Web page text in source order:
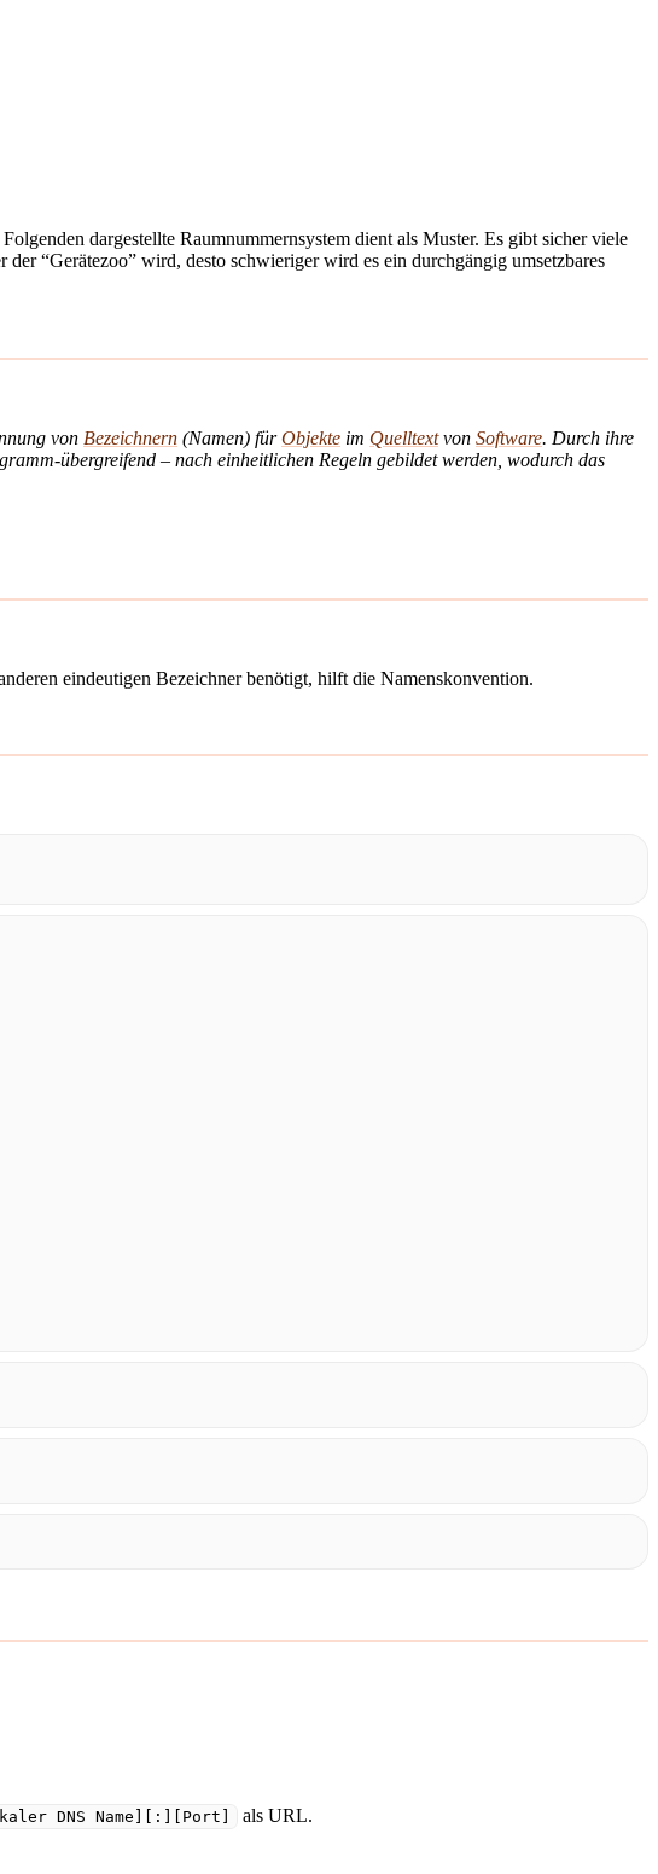
dargestellte Raumnummernsystem dient als Muster. Es gibt sicher viele
“Gerätezoo” wird, desto schwieriger wird es ein durchgängig umsetzbares
von Bezeichnern (Namen) fürObjekte im Quelltextvon Software. Durch ihre
übergreifend – nach einheitlichen Regeln gebildet werden, wodurch das
eindeutigen Bezeichner benötigt, hilft die Namenskonvention.
DNS Name][:][Port] als URL.